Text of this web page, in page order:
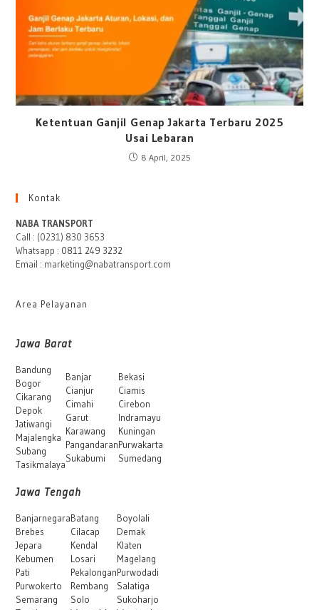
Ketentuan Ganjil Genap Jakarta Terbaru 2025
Usai Lebaran
8 April, 2025
Kontak
NABA TRANSPORT
Call : (0231) 830 3653
Whatsapp : 0811 249 3232
Email : marketing@nabatransport.com
Area Pelayanan
Jawa Barat
Bandung
Bogor
Cikarang
Depok
Jatiwangi
Majalengka
Subang
Tasikmalaya
Banjar
Cianjur
Cimahi
Garut
Karawang
Pangandaran
Sukabumi
Bekasi
Ciamis
Cirebon
Indramayu
Kuningan
Purwakarta
Sumedang
Jawa Tengah
Banjarnegara
Brebes
Jepara
Kebumen
Pati
Purwokerto
Semarang
Batang
Cilacap
Kendal
Losari
Pekalongan
Rembang
Solo
Boyolali
Demak
Klaten
Magelang
Purwodadi
Salatiga
Sukoharjo